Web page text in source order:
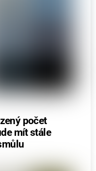
počet
mít stále